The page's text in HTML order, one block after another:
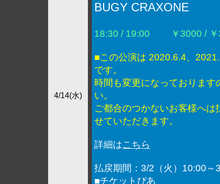
4/14(水)
BUGY CRAXONE
18:30 / 19:00 ￥3000 / ￥
■この公演は 2020.6.4、
です。
時間も変更になっております
い。
ご都合のつかないお客様へは
せていただきます。
詳細はこちら
払戻期間：3/2（火）10:00～
■チケットぴあ